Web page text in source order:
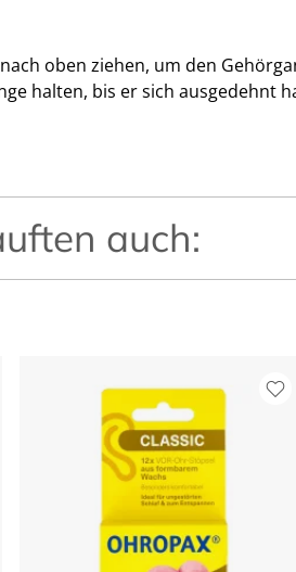
oben ziehen, um den
halten, bis er sich ausgedehnt
auch: